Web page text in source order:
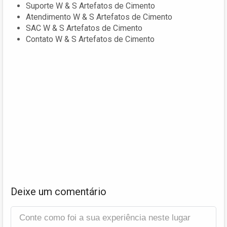
Suporte W & S Artefatos de Cimento
Atendimento W & S Artefatos de Cimento
SAC W & S Artefatos de Cimento
Contato W & S Artefatos de Cimento
Deixe um comentário